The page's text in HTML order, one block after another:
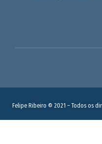
Felipe Ribeiro © 2021 – Todos os